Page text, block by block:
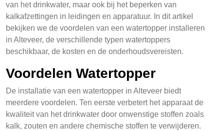
van het drinkwater, maar ook bij het beperken van
kalkafzettingen in leidingen en apparatuur. In dit artikel
bekijken we de voordelen van een watertopper installeren
in Alteveer, de verschillende typen watertoppers
beschikbaar, de kosten en de onderhoudsvereisten.
Voordelen Watertopper
De installatie van een watertopper in Alteveer biedt
meerdere voordelen. Ten eerste verbetert het apparaat de
kwaliteit van het drinkwater door onwenstige stoffen zoals
kalk, zouten en andere chemische stoffen te verwijderen.